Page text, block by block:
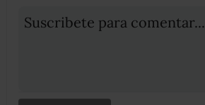
Suscribete para comentar...